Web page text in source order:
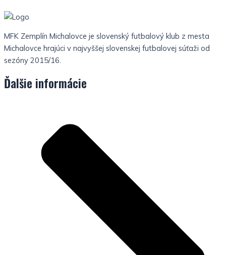
MFK Zemplín Michalovce je slovenský futbalový klub z mesta
Michalovce hrajúci v najvyššej slovenskej futbalovej súťaži od
sezóny 2015/16.
Ďalšie informácie